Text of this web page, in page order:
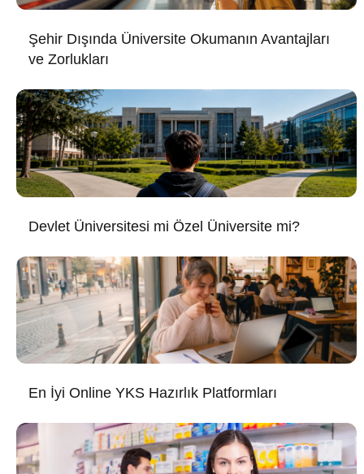
Şehir Dışında Üniversite Okumanın Avantajları
ve Zorlukları
Devlet Üniversitesi mi Özel Üniversite mi?
En İyi Online YKS Hazırlık Platformları